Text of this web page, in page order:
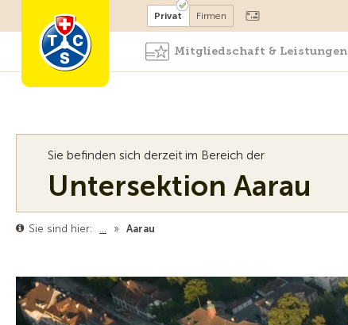
Mitglied werden
Privat Firmen
Mitgliedschaft & Leistungen
Sie befinden sich derzeit im Bereich der
Untersektion Aarau
Sie sind hier: … » Aarau